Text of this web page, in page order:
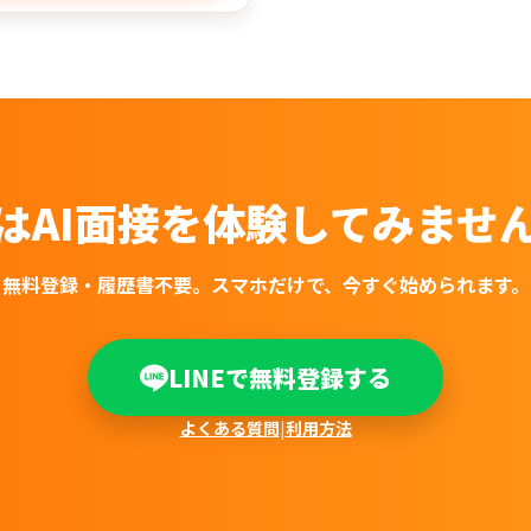
AI面接を体験してみませ
無料登録・履歴書不要。 スマホだけで、今すぐ始められます。
LINEで無料登録する
よくある質問|利用方法